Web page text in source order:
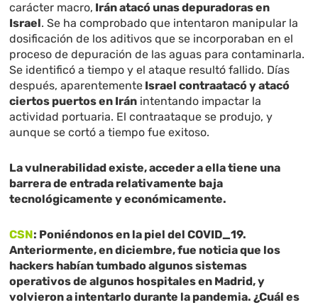
carácter macro, Irán atacó unas depuradoras en
Israel. Se ha comprobado que intentaron manipular la
dosificación de los aditivos que se incorporaban en el
proceso de depuración de las aguas para contaminarla.
Se identificó a tiempo y el ataque resultó fallido. Días
después, aparentemente Israel contraatacó y atacó
ciertos puertos en Irán intentando impactar la
actividad portuaria. El contraataque se produjo, y
aunque se cortó a tiempo fue exitoso.
La vulnerabilidad existe, acceder a ella tiene una
barrera de entrada relativamente baja
tecnológicamente y económicamente.
CSN: Poniéndonos en la piel del COVID_19.
Anteriormente, en diciembre, fue noticia que los
hackers habían tumbado algunos sistemas
operativos de algunos hospitales en Madrid, y
volvieron a intentarlo durante la pandemia. ¿Cuál es